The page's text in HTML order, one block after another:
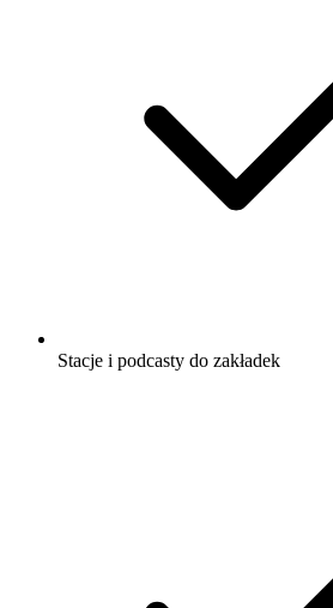
Stacje i podcasty do zakładek